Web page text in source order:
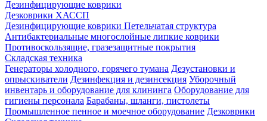
Дезинфицирующие коврики
Дезковрики ХАССП
Дезинфицирующие коврики Петельчатая структура
Антибактериальные многослойные липкие коврики
Противоскользящие, гразезащитные покрытия
Складская техника
Генераторы холодного, горячего тумана Дезустановки и
опрыскиватели Дезинфекция и дезинсекция Уборочный
инвентарь и оборудование для клининга Оборудование для
гигиены персонала Барабаны, шланги, пистолеты
Промышленное пенное и моечное оборудование Дезковрики